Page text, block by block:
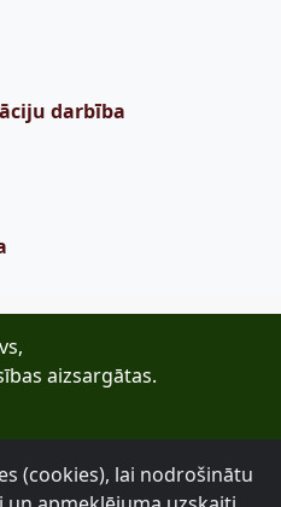
darbība
aizsargātas.
(cookies), lai nodrošinātu